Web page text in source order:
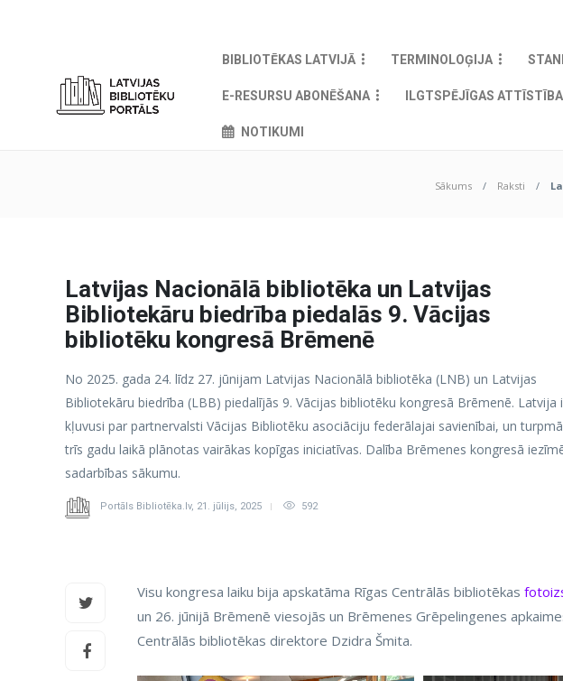
BIBLIOTĒKAS LATVIJĀ TERMINOLOĢIJA
E-RESURSU ABONĒŠANA ILGTSPĒJĪGAS
NOTIKUMI
Sākums Raksti
Latvijas Nacionālā bibliotēka un Latvijas
Bibliotekāru biedrība piedalās 9. Vācijas
bibliotēku kongresā Brēmenē
No 2025. gada 24. līdz 27. jūnijam Latvijas Nacionālā bibliotēka (LNB) un Latvijas
Bibliotekāru biedrība (LBB) piedalījās 9. Vācijas bibliotēku kongresā Brēmenē. Latvija
kļuvusi par partnervalsti Vācijas Bibliotēku asociāciju federālajai savienībai, un
trīs gadu laikā plānotas vairākas kopīgas iniciatīvas. Dalība Brēmenes kongresā
sadarbības sākumu.
Portāls Bibliotēka.lv, 21. jūlijs, 2025 592
Visu kongresa laiku bija apskatāma Rīgas Centrālās bibliotēkas
un 26. jūnijā Brēmenē viesojās un Brēmenes Grēpelingenes
Centrālās bibliotēkas direktore Dzidra Šmita.